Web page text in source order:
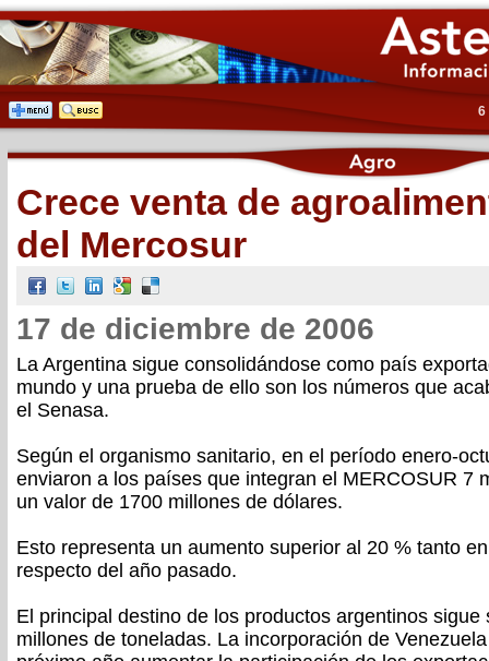
6
Crece venta de
del Mercosur
17 de diciembre de 2006
La Argentina sigue consolidándose como país
mundo y una prueba de ello son los números que
el Senasa.
Según el organismo sanitario, en el período enero-
enviaron a los países que integran el MERCOSUR 7
un valor de 1700 millones de dólares.
Esto representa un aumento superior al 20 % tanto
respecto del año pasado.
El principal destino de los productos argentinos sigue
millones de toneladas. La incorporación de